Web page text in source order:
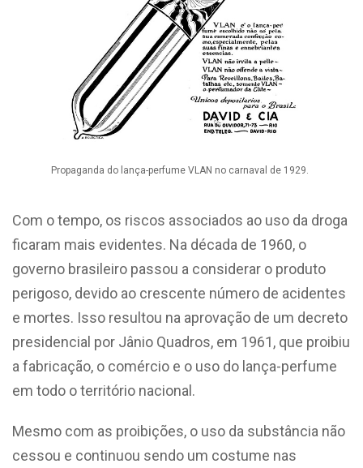
Propaganda do lança-perfume VLAN no carnaval de 1929.
Com o tempo, os riscos associados ao uso da droga
ficaram mais evidentes. Na década de 1960, o
governo brasileiro passou a considerar o produto
perigoso, devido ao crescente número de acidentes
e mortes. Isso resultou na aprovação de um decreto
presidencial por Jânio Quadros, em 1961, que proibiu
a fabricação, o comércio e o uso do lança-perfume
em todo o território nacional.
Mesmo com as proibições, o uso da substância não
cessou e continuou sendo um costume nas